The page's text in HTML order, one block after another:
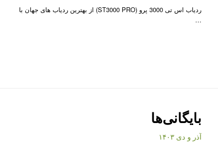
ردیاب اس تی 3000 پرو (ST3000 PRO) از بهترین ردیاب های جهان با
…
بایگانی‌ها
آذر و دی ۱۴۰۳